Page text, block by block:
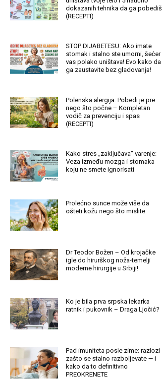
dokazanih tehnika da ga pobediš
(RECEPTI)
STOP DIJABETESU: Ako imate
stomak i stalno ste umorni, šećer
vas polako uništava! Evo kako da
ga zaustavite bez gladovanja!
Polenska alergija: Pobedi je pre
nego što počne – Kompletan
vodič za prevenciju i spas
(RECEPTI)
Kako stres „zaključava“ varenje:
Veza između mozga i stomaka
koju ne smete ignorisati
Prolećno sunce može više da
ošteti kožu nego što mislite
Dr Teodor Božen – Od krojačke
igle do hirurškog noža-temelji
moderne hirurgije u Srbiji!
Ko je bila prva srpska lekarka
ratnik i pukovnik – Draga Ljočić?
Pad imuniteta posle zime: razlozi
zašto se stalno razboljevate — i
kako da to definitivno
PREOKRENETE